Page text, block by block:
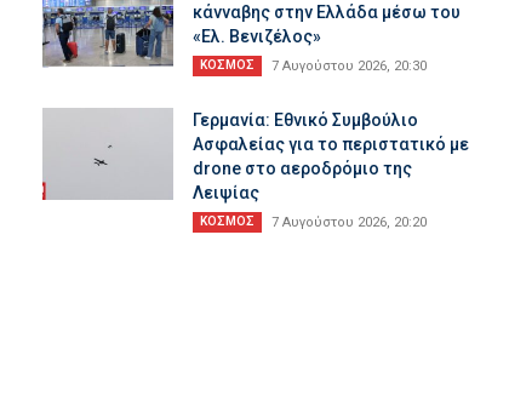
κάνναβης στην Ελλάδα μέσω του
«Ελ. Βενιζέλος»
ΚΟΣΜΟΣ 7 Αυγούστου 2026, 20:30
Γερμανία: Εθνικό Συμβούλιο
Ασφαλείας για το περιστατικό με
drone στο αεροδρόμιο της
Λειψίας
ΚΟΣΜΟΣ 7 Αυγούστου 2026, 20:20